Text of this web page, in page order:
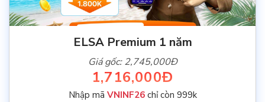
ELSA Premium 1 năm
Giá gốc: 2,745,000Đ
1,716,000Đ
Nhập mã VNINF26chỉ còn 999k